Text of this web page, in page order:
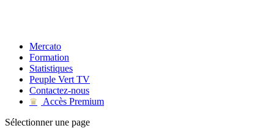
Mercato
Formation
Statistiques
Peuple Vert TV
Contactez-nous
♛
Accès Premium
Sélectionner une page